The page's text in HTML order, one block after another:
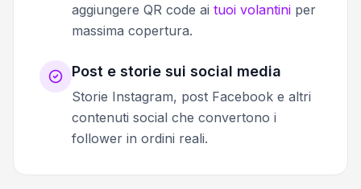
aggiungere QR code ai tuoi volantini per
massima copertura.
Post e storie sui social media
Storie Instagram, post Facebook e altri
contenuti social che convertono i
follower in ordini reali.